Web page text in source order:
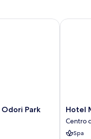
Odori Park
Park
Hotel
Edelhof
Sapporo
Hotel
Centro
Spa
Hotel